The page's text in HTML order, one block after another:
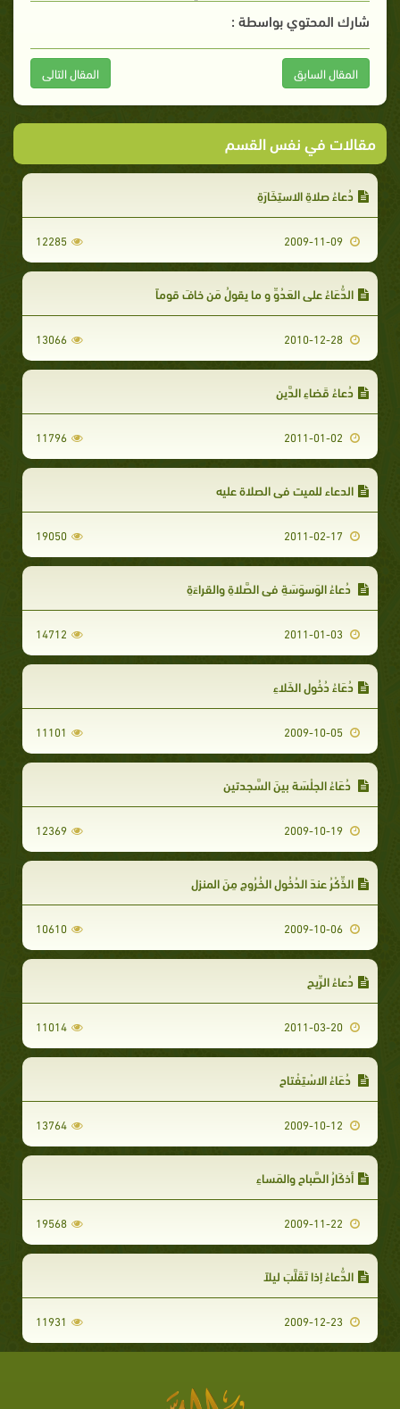
شارك المحتوي بواسطة :
المقال السابق المقال التالى
مقالات في نفس القسم
دُعاءُ صلاةِ الاستِخَارَةِ
12285
الدُّعَاءُ على العَدُوِّ و ما يقولُ مَن خافَ قوماً
13066
دُعاءُ قَضاءِ الدَّينِ
11796
الدعاء للميت في الصلاة عليه
19050
دُعاءُ الوَسوَسَةِ في الصَّلاةِ والقراءَةِ
14712
دُعَاءُ دُخُولِ الخَلاءِ
11101
دُعَاءُ الجِلْسَة بينَ السَّجدتينِ
12369
الذِّكْرُ عندَ الدُخُولِ الخُرُوجِ مِنَ المنزِلِ
10610
دُعاءُ الرِّيحِ
11014
دُعَاءُ الاسْتِفْتاحِ
13764
أذكَارُ الصَّباحِ والمَساءِ
19568
الدُّعاءُ إذا تَقَلَّبَ ليلاً
11931